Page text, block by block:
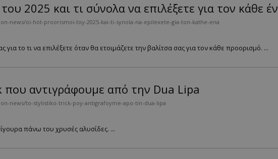
2025 και τι σύνολα να επιλέξετε για τον κάθε
news/oi-hot-proorismoi-toy-2025-kai-ti-synola-na-epilexete-gia-ton-kathe-ena
για το τι να επιλέξετε όταν θα ετοιμάζετε την βαλίτσα σας για τον κάθε προορισμό. ...
που αντιγράφουμε από την Dua Lipa
news/to-stylistiko-trick-poy-antigrafoyme-apo-tin-dua-lipa
πάνω του χρυσές αλυσίδες. ...